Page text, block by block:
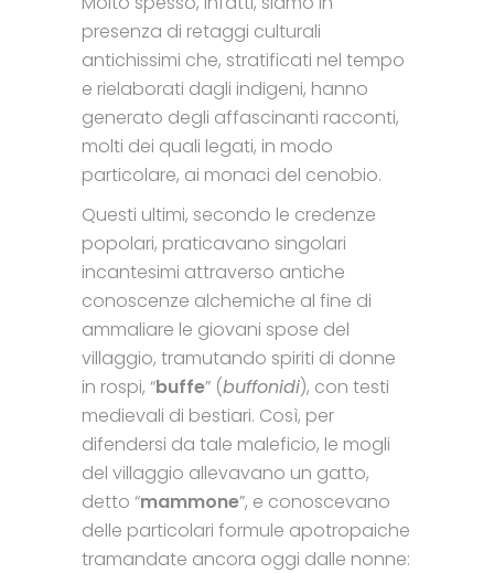
presenza di retaggi culturali
antichissimi che, stratificati nel tempo
e rielaborati dagli indigeni, hanno
generato degli affascinanti racconti,
molti dei quali legati, in modo
particolare, ai monaci del cenobio.
Questi ultimi, secondo le credenze
popolari, praticavano singolari
incantesimi attraverso antiche
conoscenze alchemiche al fine di
ammaliare le giovani spose del
villaggio, tramutando spiriti di donne
in rospi, “buffe” (buffonidi), con testi
medievali di bestiari. Così, per
difendersi da tale maleficio, le mogli
del villaggio allevavano un gatto,
detto “mammone”, e conoscevano
delle particolari formule apotropaiche
tramandate ancora oggi dalle nonne: